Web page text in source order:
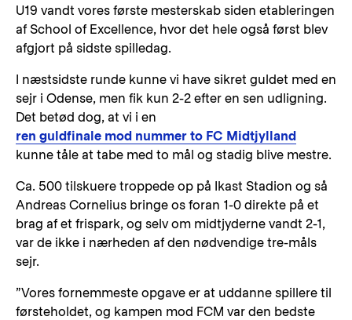
U19 vandt vores første mesterskab siden etableringen
af School of Excellence, hvor det hele også først blev
afgjort på sidste spilledag.
I næstsidste runde kunne vi have sikret guldet med en
sejr i Odense, men fik kun 2-2 efter en sen udligning.
Det betød dog, at vi i en
ren guldfinale mod nummer to FC Midtjylland
kunne tåle at tabe med to mål og stadig blive mestre.
Ca. 500 tilskuere troppede op på Ikast Stadion og så
Andreas Cornelius bringe os foran 1-0 direkte på et
brag af et frispark, og selv om midtjyderne vandt 2-1,
var de ikke i nærheden af den nødvendige tre-måls
sejr.
”Vores fornemmeste opgave er at uddanne spillere til
førsteholdet, og kampen mod FCM var den bedste